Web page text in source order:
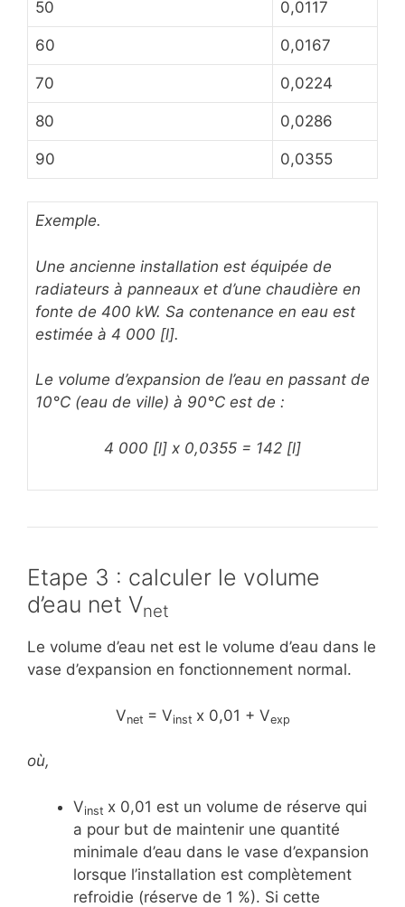
50 0,0117
60 0,0167
70 0,0224
80 0,0286
90 0,0355
Exemple.
Une ancienne installation est équipée de
radiateurs à panneaux et d’une chaudière en
fonte de 400 kW. Sa contenance en eau est
estimée à 4 000 [l].
Le volume d’expansion de l’eau en passant de
10°C (eau de ville) à 90°C est de :
4 000 [l] x 0,0355 = 142 [l]
Etape 3 : calculer le volume
d’eau net Vnet
Le volume d’eau net est le volume d’eau dans le
vase d’expansion en fonctionnement normal.
Vnet = Vinst x 0,01 + Vexp
où,
Vinst x 0,01 est un volume de réserve qui
a pour but de maintenir une quantité
minimale d’eau dans le vase d’expansion
lorsque l’installation est complètement
refroidie (réserve de 1 %). Si cette